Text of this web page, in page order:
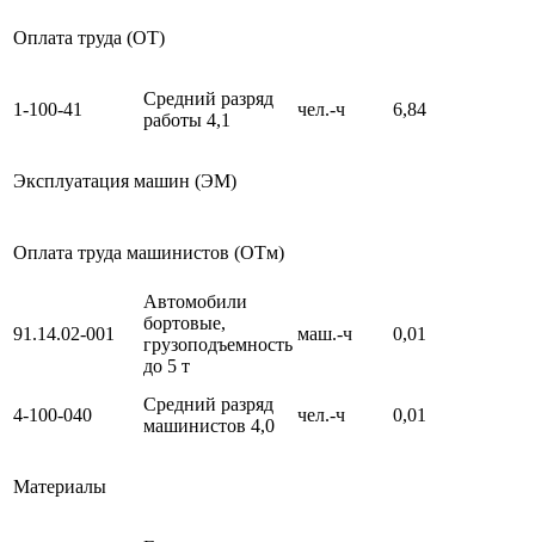
Оплата труда (ОТ)
1-100-41
Средний разряд
работы 4,1
чел.-ч 6,84
Эксплуатация машин (ЭМ)
Оплата труда машинистов (ОТм)
91.14.02-001
Автомобили
бортовые,
грузоподъемность
до 5 т
маш.-ч 0,01
4-100-040
Средний разряд
машинистов 4,0
чел.-ч 0,01
Материалы